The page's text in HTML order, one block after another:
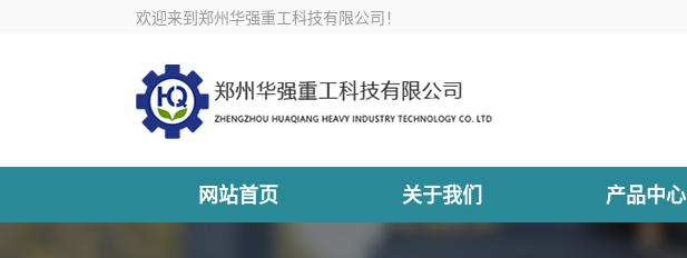
欢迎来到郑州华强重工科技有限公司！
网站首页 关于我们 产品中心